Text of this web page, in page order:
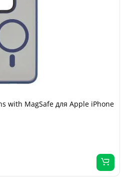
with MagSafe для Apple iPhone